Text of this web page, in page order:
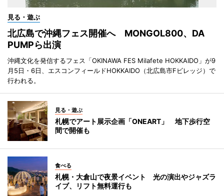
見る・遊ぶ
北広島で沖縄フェス開催へ MONGOL800、DA
PUMPら出演
沖縄文化を発信するフェス「OKINAWA FES Milafete HOKKAIDO」が9
月5日・6日、エスコンフィールドHOKKAIDO（北広島市Fビレッジ）で
行われる。
見る・遊ぶ
札幌でアート展示企画「ONEART」 地下歩行空
間で開催も
食べる
札幌・大倉山で夜景イベント 光の演出やジャズラ
イブ、リフト無料運行も